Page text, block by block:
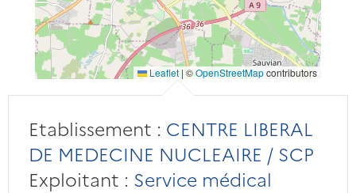
Leaflet | ©OpenStreetMapcontributors
Etablissement : CENTRE LIBERAL
DE MEDECINE NUCLEAIRE / SCP
Exploitant : Service médical